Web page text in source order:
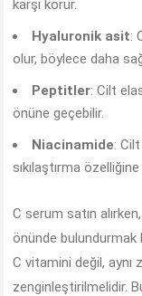
karşı korur.
Hyaluronik asit:
olur, böylece daha
Peptitler: Cilt
önüne geçebilir.
Niacinamide:
sıkılaştırma
C serum satın
önünde bulundurmak
C vitamini değil, aynı
zenginleştirilmelidir.